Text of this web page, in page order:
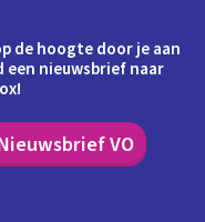
de hoogte door je aan
een nieuwsbrief naar
VO